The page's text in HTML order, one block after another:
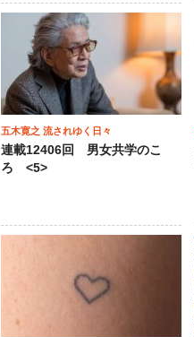
五木寛之 流されゆく日々
連載12406回 男女共学のこ
ろ <5>